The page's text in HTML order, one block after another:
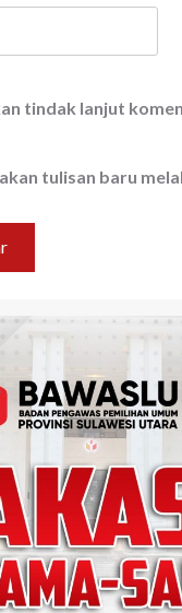
tindak lanjut
tulisan baru